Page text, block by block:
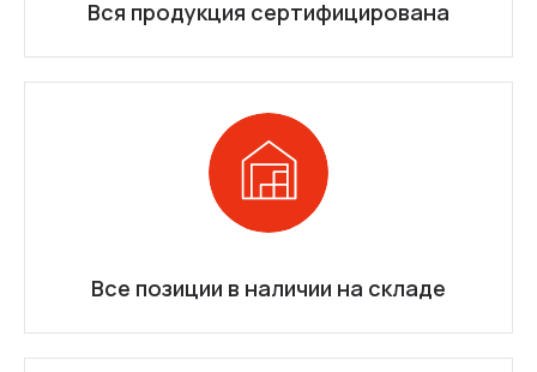
Вся продукция сертифицирована
Все позиции в наличии на складе